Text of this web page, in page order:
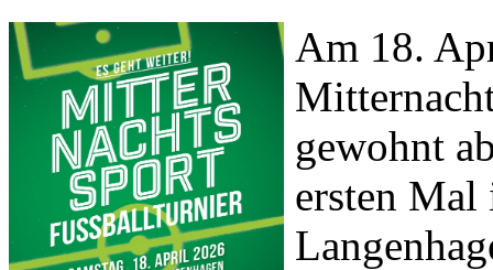
Am 18.
gewohnt
ersten Mal